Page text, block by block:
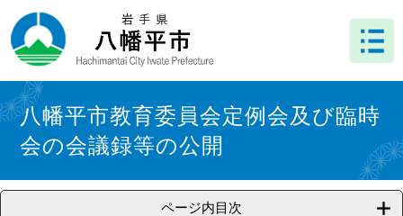
ー
ジ
先
頭
で
ニ
ュ
を
飛
ば
本
文
文 八幡平市教育委員会定例会及び臨時
会の会議録等の公開
ページ内目次